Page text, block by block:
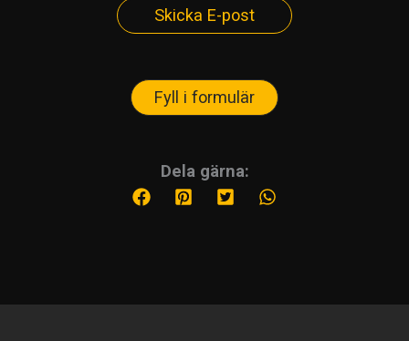
Skicka E-post
Fyll i formulär
Dela gärna: